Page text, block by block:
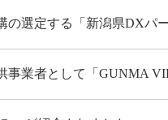
選定する「新潟県DXパ
事業者として「GUNMA